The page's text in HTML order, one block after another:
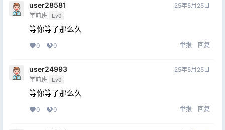
user28581
学前班 Lv0
25年5月25日
等你等了那么久
0 0 举报 回复
user24993
学前班 Lv0
25年5月25日
等你等了那么久
0 0 举报 回复